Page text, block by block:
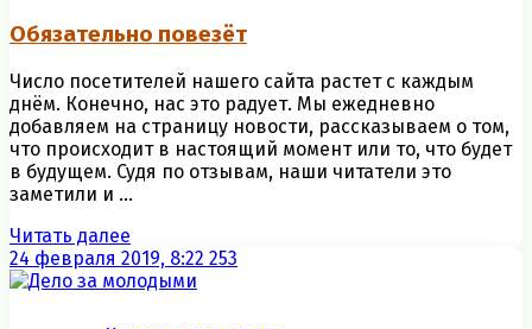
Обязательно повезёт
Число посетителей нашего сайта растет с каждым
днём. Конечно, нас это радует. Мы ежедневно
добавляем на страницу новости, рассказываем о том,
что происходит в настоящий момент или то, что будет
в будущем. Судя по отзывам, наши читатели это
заметили и ...
Читать далее
24 февраля 2019, 8:22 253